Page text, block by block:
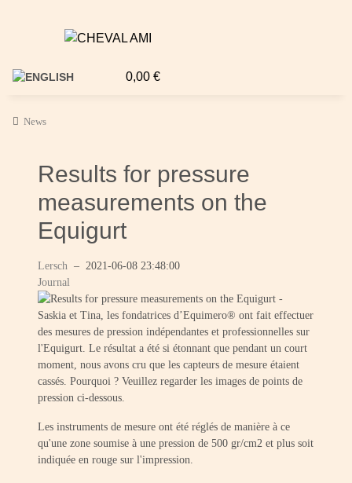
0,00 €
News
Results for pressure
measurements on the
Equigurt
Lersch – 2021-06-08 23:48:00
Journal
Saskia et Tina, les fondatrices d’Equimero® ont fait effectuer
des mesures de pression indépendantes et professionnelles sur
l'Equigurt. Le résultat a été si étonnant que pendant un court
moment, nous avons cru que les capteurs de mesure étaient
cassés. Pourquoi ? Veuillez regarder les images de points de
pression ci-dessous.
Les instruments de mesure ont été réglés de manière à ce
qu'une zone soumise à une pression de 500 gr/cm2 et plus soit
indiquée en rouge sur l'impression.